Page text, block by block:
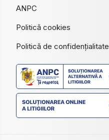
ANPC
Politică cookies
Politică de confidențialitate